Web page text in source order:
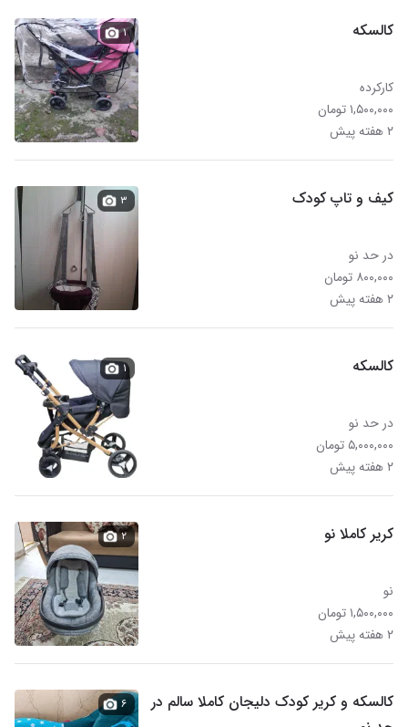
کالسکه
کارکرده
۱,۵۰۰,۰۰۰ تومان
۲ هفته پیش
۱
کیف و تاپ کودک
در حد نو
۸۰۰,۰۰۰ تومان
۲ هفته پیش
۳
کالسکه
در حد نو
۵,۰۰۰,۰۰۰ تومان
۲ هفته پیش
۱
کریر کاملا نو
نو
۱,۵۰۰,۰۰۰ تومان
۲ هفته پیش
۲
کالسکه و کریر کودک دلیجان کاملا سالم در
۶